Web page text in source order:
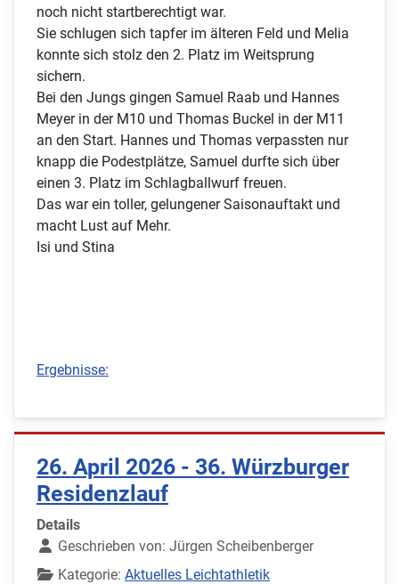
noch nicht startberechtigt war.
Sie schlugen sich tapfer im älteren Feld und Melia
konnte sich stolz den 2. Platz im Weitsprung
sichern.
Bei den Jungs gingen Samuel Raab und Hannes
Meyer in der M10 und Thomas Buckel in der M11
an den Start. Hannes und Thomas verpassten nur
knapp die Podestplätze, Samuel durfte sich über
einen 3. Platz im Schlagballwurf freuen.
Das war ein toller, gelungener Saisonauftakt und
macht Lust auf Mehr.
Isi und Stina
Ergebnisse:
26. April 2026 - 36. Würzburger
Residenzlauf
Details
Geschrieben von: Jürgen Scheibenberger
Kategorie: Aktuelles Leichtathletik